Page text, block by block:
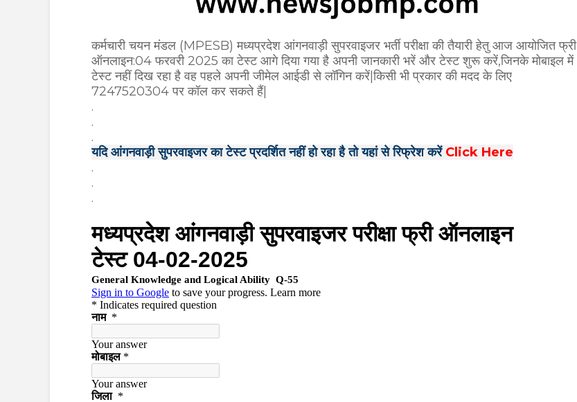
कर्मचारी चयन मंडल (MPESB) मध्यप्रदेश आंगनवाड़ी सुपरवाइजर भर्ती परीक्षा की तैयारी हेतु आज आयोजित फ्री
ऑनलाइन:04 फरवरी 2025 का टेस्टआगे दिया गया है अपनी जानकारी भरें और टेस्ट शुरू करें,जिनके मोबाइल में
टेस्ट नहीं दिख रहा है वह पहले अपनी जीमेल आईडी से लॉगिन करें|किसी भी प्रकार की मदद के लिए
7247520304 पर कॉल कर सकते हैं|
.
.
.
यदि आंगनवाड़ी सुपरवाइजर का टेस्ट प्रदर्शित नहीं हो रहा है तो यहां से रिफ्रेश करें Click Here
.
.
.